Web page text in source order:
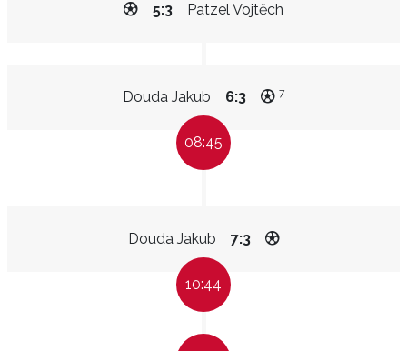
Patzel Vojtěch
5:3
Douda Jakub 6:3 7
08:45
Douda Jakub 7:3
10:44